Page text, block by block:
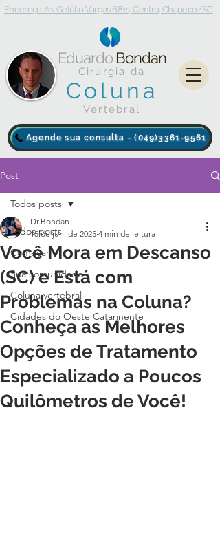
Agende sua consulta - (049)3361-9561
Eduardo Bondan
Cirurgia da
Coluna
Vertebral
Endereço: Av. Getúlio Vargas 681s, Centro, Chapecó/SC
Post
Todos posts
Começar
Sua comunidade
Coluna vertebral
Cidades do Oeste Catarinente
Todos posts
Você Mora em Descanso
(SC) e Está com
Problemas na Coluna?
Conheça as Melhores
Opções de Tratamento
Especializado a Poucos
Quilômetros de Você!
Dr.Bondan
15 de jun. de 2025 4 min de leitura